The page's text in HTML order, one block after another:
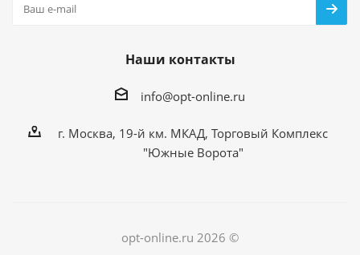
Наши контакты
info@opt-online.ru
г. Москва, 19-й км. МКАД, Торговый Комплекс
"Южные Ворота"
opt-online.ru 2026 ©